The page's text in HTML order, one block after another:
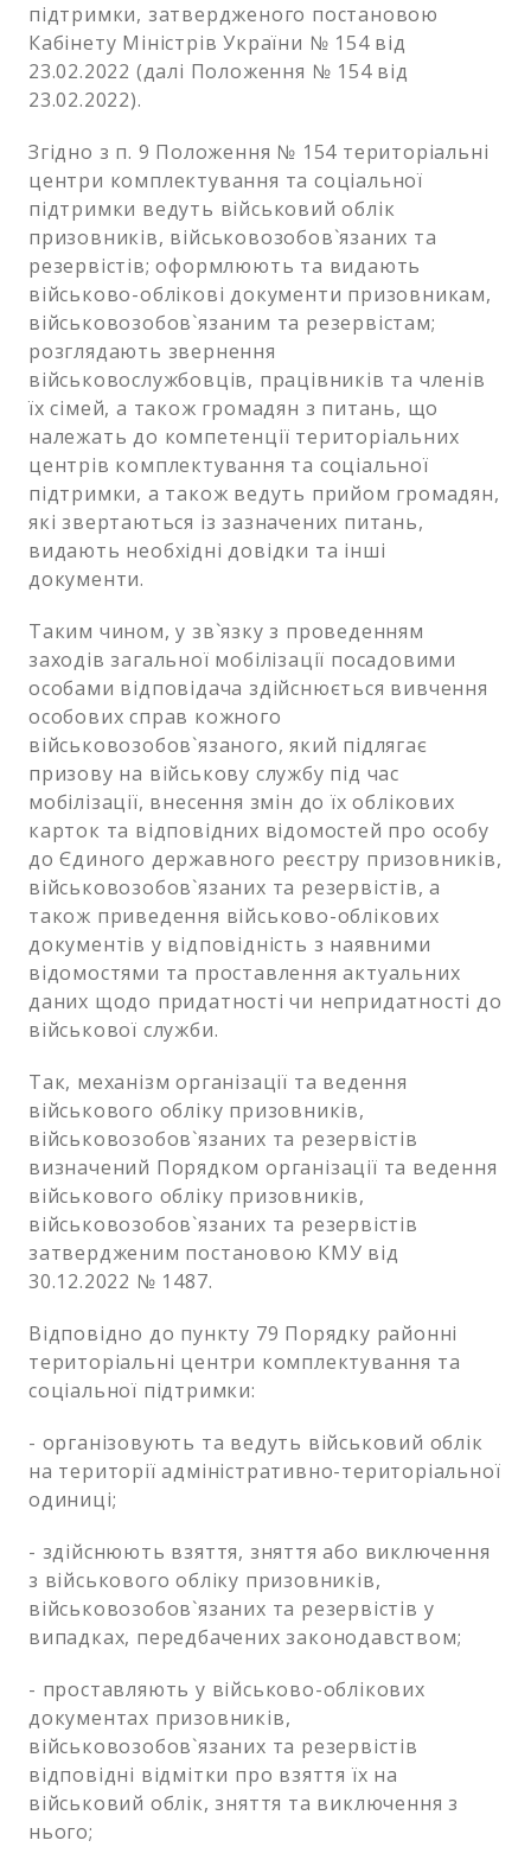
підтримки, затвердженого постановою
Кабінету Міністрів України № 154 від
23.02.2022 (далі Положення № 154 від
23.02.2022).
Згідно з п. 9 Положення № 154 територіальні
центри комплектування та соціальної
підтримки ведуть військовий облік
призовників, військовозобов`язаних та
резервістів; оформлюють та видають
військово-облікові документи призовникам,
військовозобов`язаним та резервістам;
розглядають звернення
військовослужбовців, працівників та членів
їх сімей, а також громадян з питань, що
належать до компетенції територіальних
центрів комплектування та соціальної
підтримки, а також ведуть прийом громадян,
які звертаються із зазначених питань,
видають необхідні довідки та інші
документи.
Таким чином, у зв`язку з проведенням
заходів загальної мобілізації посадовими
особами відповідача здійснюється вивчення
особових справ кожного
військовозобов`язаного, який підлягає
призову на військову службу під час
мобілізації, внесення змін до їх облікових
карток та відповідних відомостей про особу
до Єдиного державного реєстру призовників,
військовозобов`язаних та резервістів, а
також приведення військово-облікових
документів у відповідність з наявними
відомостями та проставлення актуальних
даних щодо придатності чи непридатності до
військової служби.
Так, механізм організації та ведення
військового обліку призовників,
військовозобов`язаних та резервістів
визначений Порядком організації та ведення
військового обліку призовників,
військовозобов`язаних та резервістів
затвердженим постановою КМУ від
30.12.2022 № 1487.
Відповідно до пункту 79 Порядку районні
територіальні центри комплектування та
соціальної підтримки:
- організовують та ведуть військовий облік
на території адміністративно-територіальної
одиниці;
- здійснюють взяття, зняття або виключення
з військового обліку призовників,
військовозобов`язаних та резервістів у
випадках, передбачених законодавством;
- проставляють у військово-облікових
документах призовників,
військовозобов`язаних та резервістів
відповідні відмітки про взяття їх на
військовий облік, зняття та виключення з
нього;